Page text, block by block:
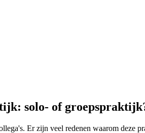
solo- of
Er zijn veel redenen waarom deze